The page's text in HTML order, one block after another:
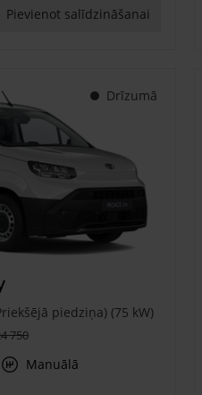
Pievienot salīdzināšanai
Drīzumā
piedziņa) (75 kW)
750
Manuālā